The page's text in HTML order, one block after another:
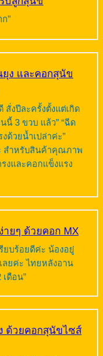
”
ยุง และคอกสุนัข
ดี สั่งปีละครั้งตั้งแต่เกิด
นี้ 3 ขวบ แล้ว” “ฉีด
งด้วยน้ำเปล่าค่ะ”
สำหรับสินค้าคุณภาพ
งและคอกแข็งแรง
ยๆ ด้วยคอก MX
รียบร้อยดีค่ะ น้องอยู่
ลยค่ะ ไทยหลังอาน
เดือน”
ด้วยคอกสุนัขไซส์